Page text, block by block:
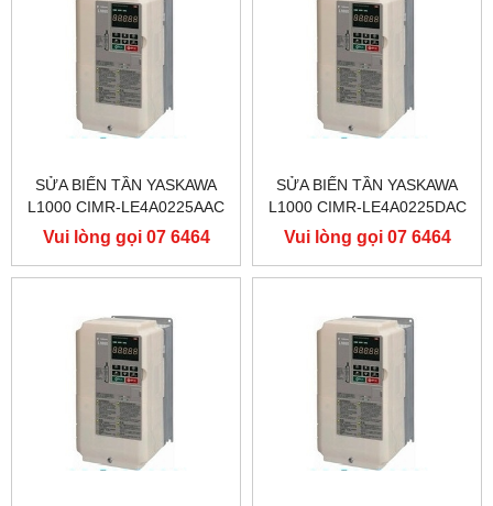
SỬA BIẾN TẦN YASKAWA
L1000 CIMR-LE4A0225AAC
400V 110KW, BIẾN TẦN
YASKAWA L1000
Vui lòng gọi 07 6464
9556
SỬA BIẾN TẦN YASKAWA
L1000 CIMR-LE4A0225DAC
400V 110KW, BIẾN TẦN
YASKAWA L1000
Vui lòng gọi 07 6464
9556